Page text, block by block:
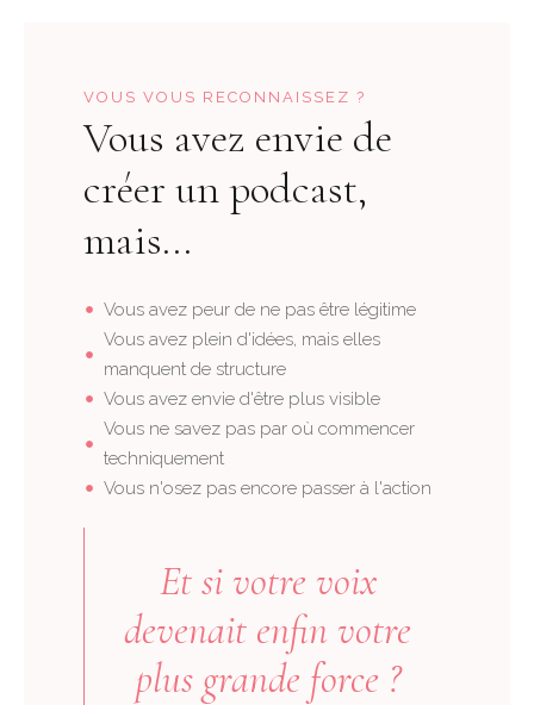
VOUS VOUS RECONNAISSEZ ?
Vous avez envie de
créer un podcast,
mais...
Vous avez peur de ne pas être légitime
Vous avez plein d'idées, mais elles
manquent de structure
Vous avez envie d'être plus visible
Vous ne savez pas par où commencer
techniquement
Vous n'osez pas encore passer à l'action
Et si votre voix
devenait enfin votre
plus grande force ?